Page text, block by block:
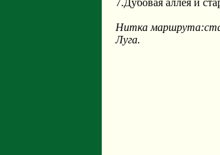
7.Дубовая аллея и
Нитка
Луга.